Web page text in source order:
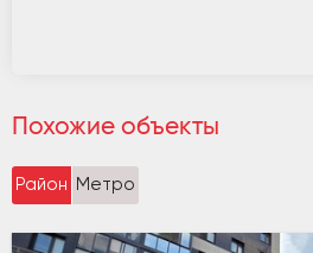
Похожие объекты
Район Метро